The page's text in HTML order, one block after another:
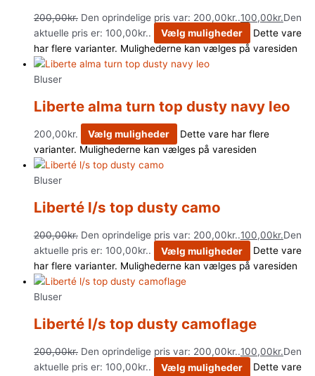
200,00kr. Den oprindelige pris var: 200,00kr..100,00kr.Den
aktuelle pris er: 100,00kr..
Vælg muligheder
Dette vare
har flere varianter. Mulighederne kan vælges på varesiden
Bluser
Liberte alma turn top dusty navy leo
200,00kr. Vælg muligheder
Dette vare har flere
varianter. Mulighederne kan vælges på varesiden
Bluser
Liberté l/s top dusty camo
200,00kr. Den oprindelige pris var: 200,00kr..100,00kr.Den
aktuelle pris er: 100,00kr..
Vælg muligheder
Dette vare
har flere varianter. Mulighederne kan vælges på varesiden
Bluser
Liberté l/s top dusty camoflage
200,00kr. Den oprindelige pris var: 200,00kr..100,00kr.Den
aktuelle pris er: 100,00kr..
Vælg muligheder
Dette vare